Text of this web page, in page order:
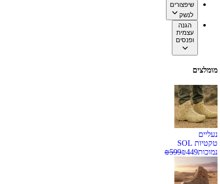
שיפצורים
לנשק
הגנה
עצמית
ופנסים
מומלצים
נעליים
טקטיות SOL
נמוכות
₪449
₪599